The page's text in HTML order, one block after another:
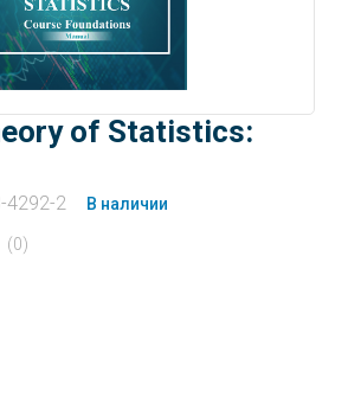
of Statistics:
4292-2 В наличии
(0)